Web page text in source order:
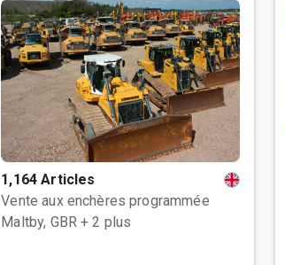
1,164 Articles
Vente aux enchères programmée
Maltby, GBR + 2 plus